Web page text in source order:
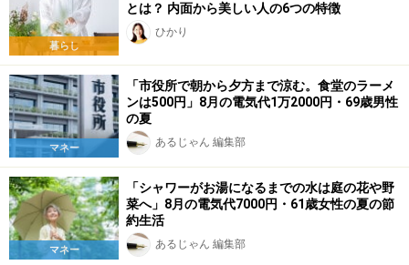
暮らし
とは？ 内面から美しい人の6つの特徴
ひかり
マネー
「市役所で朝から夕方まで涼む。食堂のラーメ
ンは500円」8月の電気代1万2000円・69歳男性
の夏
あるじゃん 編集部
マネー
「シャワーがお湯になるまでの水は庭の花や野
菜へ」8月の電気代7000円・61歳女性の夏の節
約生活
あるじゃん 編集部